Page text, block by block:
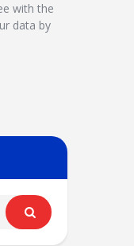
with the
data by